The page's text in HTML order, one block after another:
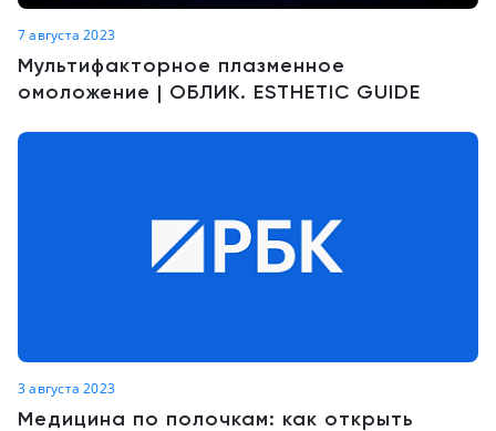
7 августа 2023
Мультифакторное плазменное
омоложение | ОБЛИК. ESTHETIC GUIDE
3 августа 2023
Медицина по полочкам: как открыть